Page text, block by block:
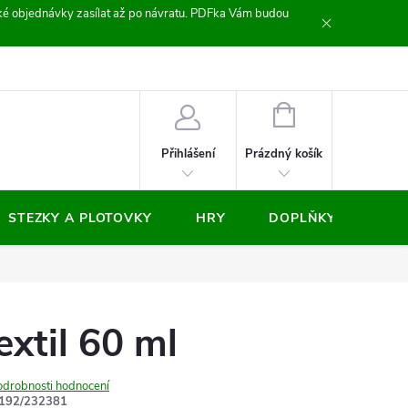
objednávky zasílat až po návratu. PDFka Vám budou
Přihlášení
NÁKUPNÍ
Prázdný košík
STEZKY A PLOTOVKY HRY DOPLŇKY
60 ml
hodnocení
232381